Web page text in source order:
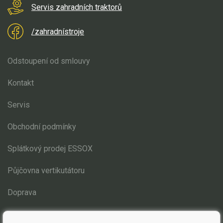
Náhradní díly
Náhradní díly Honda
Náhradní díly Stiga Estate
Estate 3084
Estate 5092, 6092
Estate 6102
Servis zahradních traktorů
/zahradnístroje
Odstoupení od smlouvy
Kontakt
Servis
Obchodní podmínky
Splátkový prodej ESSOX
Půjčovna vertikutátoru
Doprava
Blog